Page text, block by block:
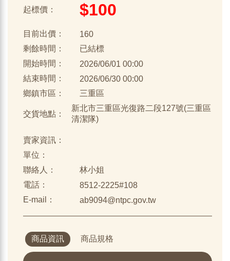
起標價： $100
目前出價：
160
剩餘時間：
已結標
開始時間：
2026/06/01 00:00
結束時間：
2026/06/30 00:00
鄉鎮市區：
三重區
交貨地點：
新北市三重區光復路二段127號(三重區
清潔隊)
賣家資訊：
單位：
聯絡人：
林小姐
電話：
8512-2225#108
E-mail：
ab9094@ntpc.gov.tw
商品資訊 商品規格